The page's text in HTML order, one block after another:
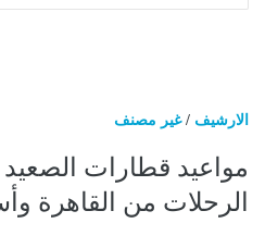
الارشيف /غير مصنف
الرحلات من القاهرة